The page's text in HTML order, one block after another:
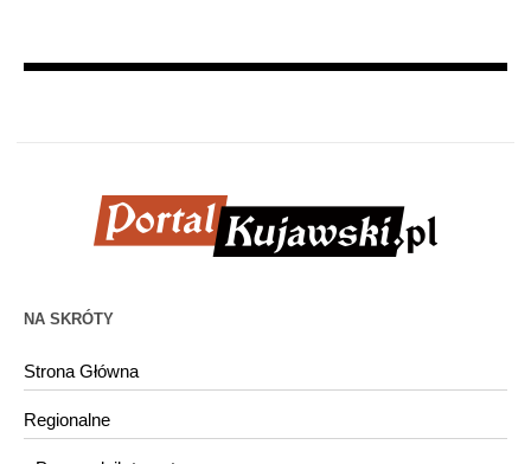
NA SKRÓTY
Strona Główna
Regionalne